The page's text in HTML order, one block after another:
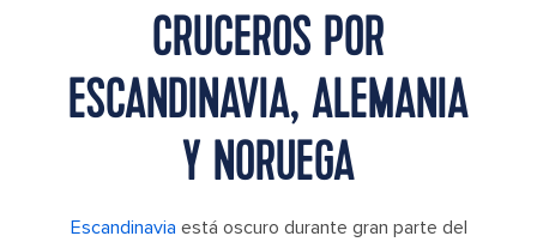
CRUCEROS POR
ESCANDINAVIA, ALEMANIA
Y NORUEGA
Escandinavia está oscuro durante gran parte del